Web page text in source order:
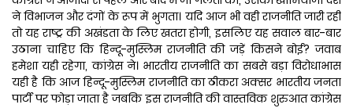
ने विभाजन और दंगों के रूप में भुगता। यदि आज भी वही राजनीति जारी रही
तो यह राष्ट्र की अखंडता के लिए खतरा होगी, इसलिए यह सवाल बार-बार
उठाना चाहिए कि हिन्दू-मुस्लिम राजनीति की जड़ें किसने बोईं? जवाब
हमेशा यही रहेगा, कांग्रेस ने। भारतीय राजनीति का सबसे बड़ा विरोधाभास
यही है कि आज हिन्दू-मुस्लिम राजनीति का ठीकरा अक्सर भारतीय जनता
पार्टी पर फोड़ा जाता है जबकि इस राजनीति की वास्तविक शुरुआत कांग्रेस